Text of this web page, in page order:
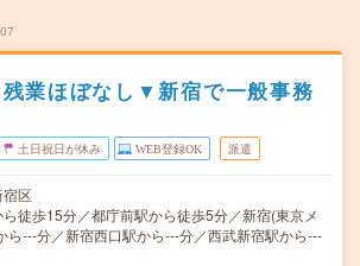
業ほぼなし▼新宿で一般事務
土日祝日が休み WEB登録OK 派遣
宿区
徒歩15分／都庁前駅から徒歩5分／新宿(東京メ
ら---分／新宿西口駅から---分／西武新宿駅から---